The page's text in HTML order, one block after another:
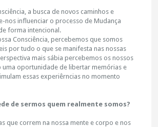
a busca de novos caminhos e
nos influenciar o processo de Mudança
forma intencional.
Consciência, percebemos que somos
por tudo o que se manifesta nas nossas
mais sábia percebemos os nossos
uma oportunidade de libertar memórias e
essas experiêrncias no momento
de sermos quem realmente somos?
que correm na nossa mente e corpo e nos